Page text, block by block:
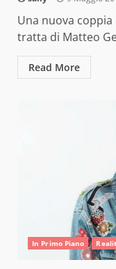
Una nuova coppia
tratta di Matteo
Read More
In Primo Piano